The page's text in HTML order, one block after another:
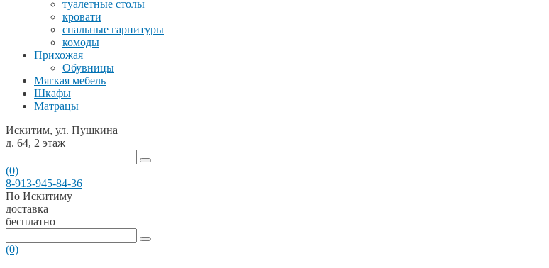
туалетные столы
кровати
спальные гарнитуры
комоды
Прихожая
Обувницы
Мягкая мебель
Шкафы
Матрацы
Искитим, ул. Пушкина
д. 64, 2 этаж
(0)
8-913-945-84-36
По Искитиму
доставка
бесплатно
(0)